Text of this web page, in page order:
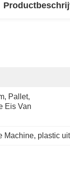
Pallet,
Eis Van
Machine, plastic